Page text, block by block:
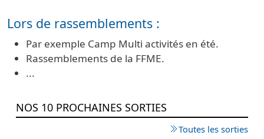
Lors de rassemblements :
Par exemple Camp Multi activités en été.
Rassemblements de la FFME.
...
NOS 10 PROCHAINES SORTIES
Toutes les sorties